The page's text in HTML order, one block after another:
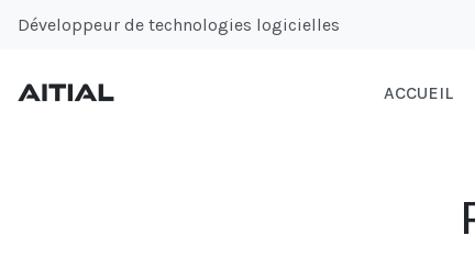
Développeur de technologies logicielles
ACCUEIL